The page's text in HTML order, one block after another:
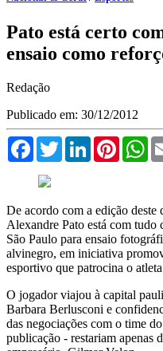
Pato está certo
ensaio como
Redação
Publicado em: 30/12/2012
FacebookTwitterLinkedInPinterest
De acordo com a edição
Alexandre Pato está com
São Paulo para ensaio
alvinegro, em iniciativa
esportivo que patrocina o
O jogador viajou à capital
Barbara Berlusconi e
das negociações com o time
publicação - restariam apenas